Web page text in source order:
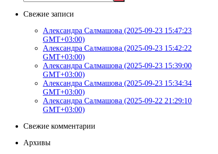
Свежие записи
Александра Салмашова (2025-09-23 15:47:23
GMT+03:00)
Александра Салмашова (2025-09-23 15:42:22
GMT+03:00)
Александра Салмашова (2025-09-23 15:39:00
GMT+03:00)
Александра Салмашова (2025-09-23 15:34:34
GMT+03:00)
Александра Салмашова (2025-09-22 21:29:10
GMT+03:00)
Свежие комментарии
Архивы